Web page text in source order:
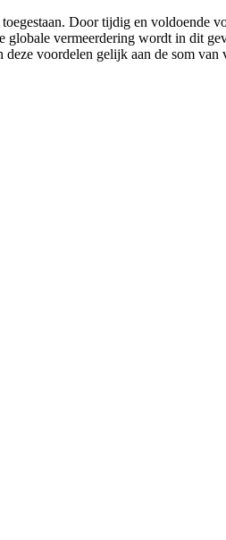
Door tijdig en voldoende
vermeerdering wordt in dit
voordelen gelijk aan de som van